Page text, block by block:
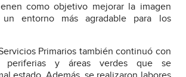
como objetivo mejorar la imagen
entorno más agradable para los
Primarios también continuó con
periferias y áreas verdes que se